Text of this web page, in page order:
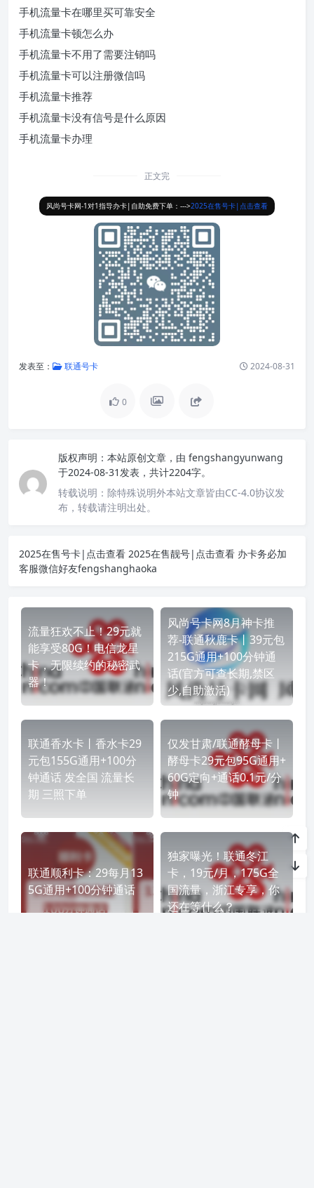
手机流量卡在哪里买可靠安全
手机流量卡顿怎么办
手机流量卡不用了需要注销吗
手机流量卡可以注册微信吗
手机流量卡推荐
手机流量卡没有信号是什么原因
手机流量卡办理
正文完
风尚号卡网-1对1指导办卡|自助免费下单：--->2025在售号卡|点击查看
发表至： 联通号卡 2024-08-31
0
版权声明： 本站原创文章，由 fengshangyunwang
于2024-08-31发表，共计2204字。
转载说明： 除特殊说明外本站文章皆由CC-4.0协议发
布，转载请注明出处。
2025在售号卡|点击查看 2025在售靓号|点击查看 办卡务必加
客服微信好友fengshanghaoka
流量狂欢不止！29元就
能享受80G！电信龙星
卡，无限续约的秘密武
器！
风尚号卡网8月神卡推
荐-联通秋鹿卡丨39元包
215G通用+100分钟通
话(官方可查长期,禁区
少,自助激活)
联通香水卡丨香水卡29
元包155G通用+100分
钟通话 发全国 流量长
期 三照下单
仅发甘肃/联通酵母卡丨
酵母卡29元包95G通用+
60G定向+通话0.1元/分
钟
联通顺利卡：29每月13
5G通用+100分钟通话
独家曝光！联通冬江
卡，19元/月，175G全
国流量，浙江专享，你
还在等什么？